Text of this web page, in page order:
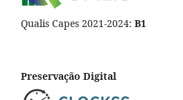
Qualis Capes 2021-2024: B1
Preservação Digital